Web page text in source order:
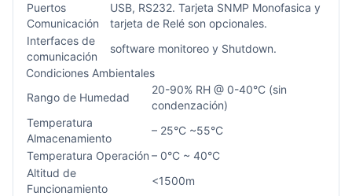
Puertos
Comunicación
USB, RS232. Tarjeta SNMP Monofasica y
tarjeta de Relé son opcionales.
Interfaces de
comunicación
software monitoreo y Shutdown.
Condiciones Ambientales
Rango de Humedad
20-90% RH @ 0-40°C (sin
condenzación)
Temperatura
Almacenamiento
– 25°C ~55°C
Temperatura Operación – 0°C ~ 40°C
Altitud de
Funcionamiento
<1500m